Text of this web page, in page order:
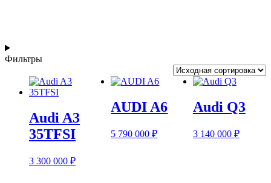
Фильтры
Audi A3
35TFSI
3 300 000 ₽
AUDI A6
5 790 000₽
Audi Q3
3 140 000 ₽